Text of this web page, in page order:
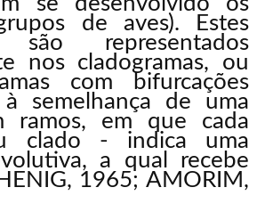
de aves). Estes
são representados
nos cladogramas, ou
com bifurcações
à semelhança de uma
ramos, em que cada
clado - indica uma
a qual recebe
1965; AMORIM,